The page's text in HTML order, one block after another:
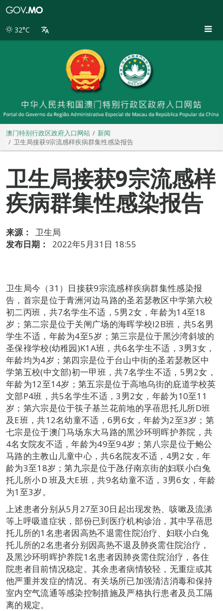
别
32°C
澳门特别行政区政府入口网站
新闻
卫生局接获9宗流感样疾病群集性感染报告
卫生局接获9宗流感样
疾病群集性感染报告
来源：
卫生局
发布日期：
2022年5月31日 18:55
卫生局今（31）日接获9宗流感样疾病群集性感染报
告，首宗是位于青洲河边马路的圣若瑟教区中学第六校
初二丙班，共7名学生不适，5男2女，年龄为14至18
岁；第二宗是位于关闸广场的海晖学校I2B班，共5名男
学生不适，年龄为4至5岁；第三宗是位于黑沙湾斜坡的
圣保䘵学校(幼稚园)K1A班，共6名学生不适，3男3女，
年龄均为4岁；第四宗是位于台山中街的圣若瑟教区中
学第五校(中文部)初一甲班，共7名学生不适，5男2女，
年龄为12至14岁；第五宗是位于高地乌街的庇道学校英
文部P4班，共5名学生不适，3男2女，年龄为10至11
岁；第六宗是位于筷子基兰花前地的孚蓓思托儿所D班
及E班，共12名幼童不适，6男6女，年龄为2至3岁；第
七宗是位于澳门马场东大马路的黑沙环明晖护养院，共
4名女院友不适，年龄为49至94岁；第八宗是位于鲍公
马路的主教山儿童中心，共6名院友不适，4男2女，年
龄为3至18岁；第九宗是位于氹仔南京街的妇联小白兔
托儿所小Ｄ班及大E班，共9名幼童不适，3男6女，年龄
为1至3岁。
上述患者分别从5月27至30日起出现发热、咳嗽及流涕
等上呼吸道症状，部份已到医疗机构诊治，其中孚蓓思
托儿所的1名患者因高热不退需住院治疗、妇联小白兔
托儿所的2名患者分别因高热不退及肺炎需住院治疗，
及黑沙环明晖护养院1名患者因肺炎需住院治疗，各住
院患者目前情况稳定。其余患者病情较轻，无重症或其
他严重并发症的情况。有关场所已加强清洁消毒和保持
室内空气流通等感染控制措施及严格执行患者及员工隔
离的规定。